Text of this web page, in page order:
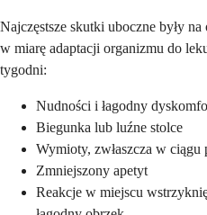
Najczęstsze skutki uboczne były na
w miarę adaptacji organizmu do
tygodni:
Nudności i łagodny
Biegunka lub luźne stolce
Wymioty, zwłaszcza w
Zmniejszony apetyt
Reakcje w miejscu